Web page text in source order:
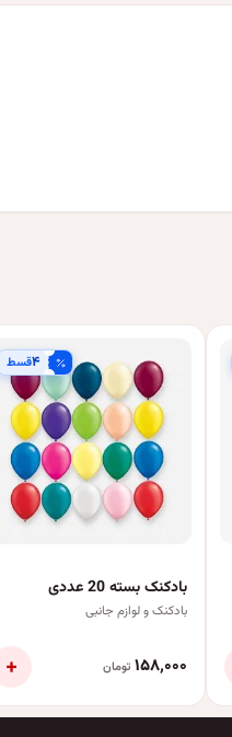
۴قسط
بادکنک بسته 20 عددی
بادکنک و لوازم جانبی
۱۵۸٬۰۰۰ تومان +